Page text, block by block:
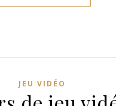
JEU VIDÉO